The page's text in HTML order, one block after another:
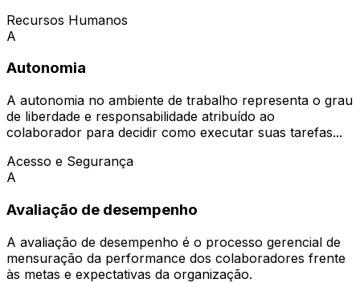
Recursos Humanos
A
Autonomia
A autonomia no ambiente de trabalho representa o grau
de liberdade e responsabilidade atribuído ao
colaborador para decidir como executar suas tarefas...
Acesso e Segurança
A
Avaliação de desempenho
A avaliação de desempenho é o processo gerencial de
mensuração da performance dos colaboradores frente
às metas e expectativas da organização.